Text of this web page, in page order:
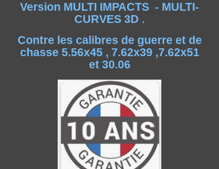
Version MULTI IMPACTS - MULTI-
CURVES 3D .
Contre les calibres de guerre et de
chasse 5.56x45 , 7.62x39 ,7.62x51
et 30.06